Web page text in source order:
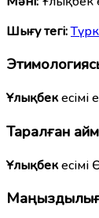
Шығу тегі:
Ұлықбекесімі
Таралған
Ұлықбекесімі